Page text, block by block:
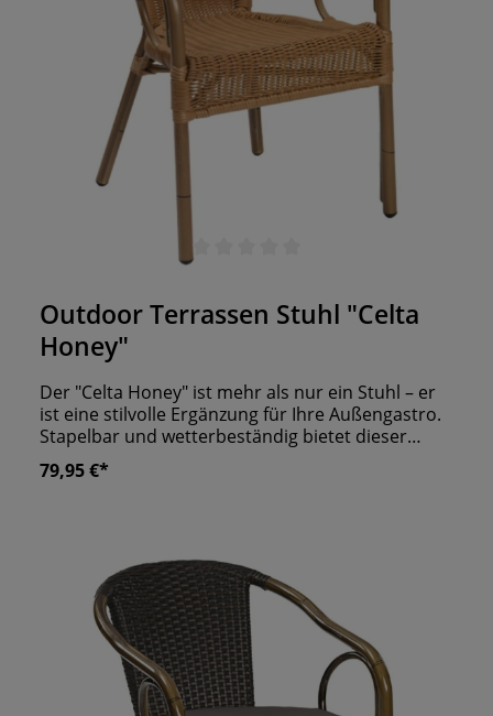
Durchschnittliche Bewertung von 0 von 5 Sternen
Outdoor Terrassen Stuhl "Celta
Honey"
Der "Celta Honey" ist mehr als nur ein Stuhl – er
ist eine stilvolle Ergänzung für Ihre Außengastro.
Stapelbar und wetterbeständig bietet dieser
Stuhl nicht nur praktischen Nutzen, sondern auch
ästhetischen Reiz. Die Sitzfläche aus flach
Armlehnen wird dieser Stuhl zum perfekten Ort
für Ihre Gäste, um entspannte Stunden im Freien
zu genießen. Bis zu 6 Stühle stapelbar UV- und
Wetterbeständig
79,95 €*